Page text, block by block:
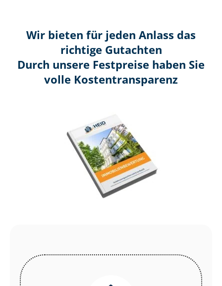
Wir bieten für jeden Anlass das
richtige Gutachten
Durch unsere Festpreise haben Sie
volle Kosten­transparenz